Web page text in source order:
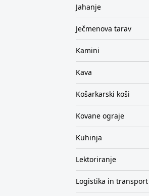
Jahanje
Ječmenova tarav
Kamini
Kava
Košarkarski koši
Kovane ograje
Kuhinja
Lektoriranje
Logistika in transport